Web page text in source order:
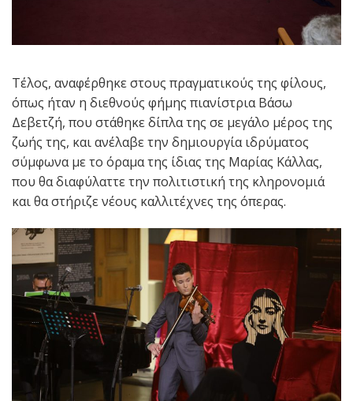
Τέλος, αναφέρθηκε στους πραγματικούς της φίλους,
όπως ήταν η διεθνούς φήμης πιανίστρια Βάσω
Δεβετζή, που στάθηκε δίπλα της σε μεγάλο μέρος της
ζωής της, και ανέλαβε την δημιουργία ιδρύματος
σύμφωνα με το όραμα της ίδιας της Μαρίας Κάλλας,
που θα διαφύλαττε την πολιτιστική της κληρονομιά
και θα στήριζε νέους καλλιτέχνες της όπερας.